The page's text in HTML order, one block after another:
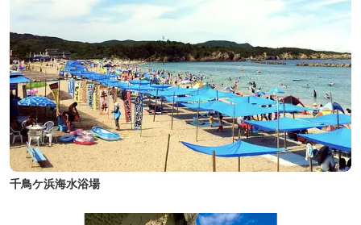
千鳥ケ浜海水浴場